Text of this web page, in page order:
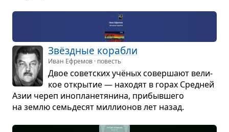
Звёзд­ные кора­бли
Иван Ефремов · повесть
Двое совет­ских учё­ных совер­шают вели­
кое откры­тие — нахо­дят в горах Сред­ней
Азии череп ино­пла­не­тя­нина, при­быв­шего
на землю семь­де­сят мил­ли­о­нов лет назад.